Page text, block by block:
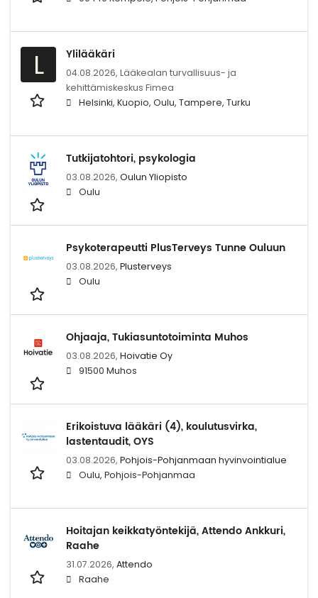
L Ylilääkäri
04.08.2026, Lääkealan turvallisuus- ja
kehittämiskeskus Fimea
Helsinki, Kuopio, Oulu, Tampere, Turku
Tutkijatohtori, psykologia
03.08.2026, Oulun Yliopisto
Oulu
Psykoterapeutti PlusTerveys Tunne Ouluun
03.08.2026, Plusterveys
Oulu
Ohjaaja, Tukiasuntotoiminta Muhos
03.08.2026, Hoivatie Oy
91500 Muhos
Erikoistuva lääkäri (4), koulutusvirka,
lastentaudit, OYS
03.08.2026, Pohjois-Pohjanmaan hyvinvointialue
Oulu, Pohjois-Pohjanmaa
Hoitajan keikkatyöntekijä, Attendo Ankkuri,
Raahe
31.07.2026, Attendo
Raahe